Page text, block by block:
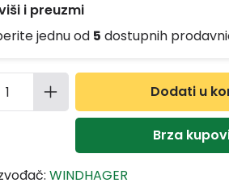
i preuzmi
jednu od 5 dostupnih
proizvoda: Unesite
Dodati u
Brza
WINDHAGER